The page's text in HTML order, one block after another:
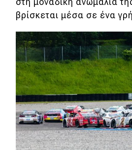
βρίσκεται μέσα σε ένα